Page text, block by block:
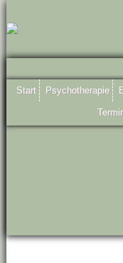
Start Psychotherapie